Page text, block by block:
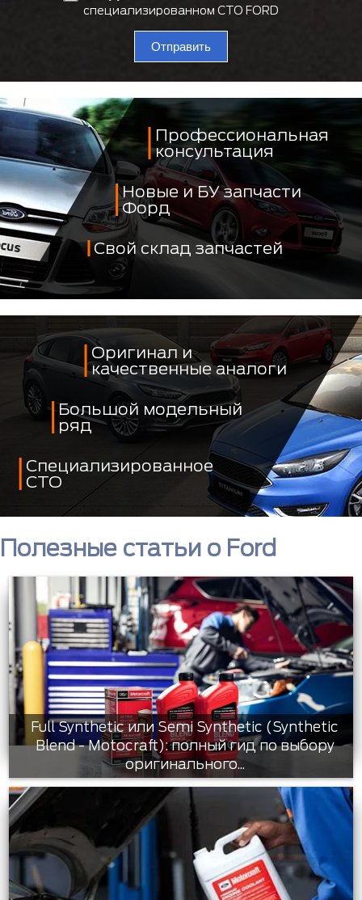
специализированном СТО FORD
Отправить
Профессиональная
консультация
Новые и БУ запчасти
Форд
Свой склад запчастей
Оригинал и
качественные аналоги
Большой модельный
ряд
Специализированное
СТО
Полезные статьи о Ford
Full Synthetic или Semi Synthetic (Synthetic
Blend - Motocraft): полный гид по выбору
оригинального...